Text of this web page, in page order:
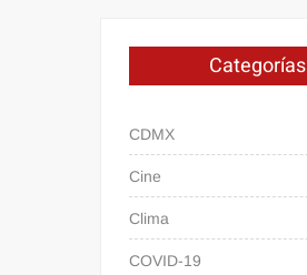
Categorías
CDMX
Cine
Clima
COVID-19